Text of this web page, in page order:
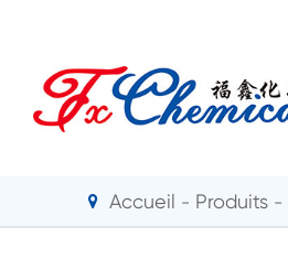
Accueil Produits